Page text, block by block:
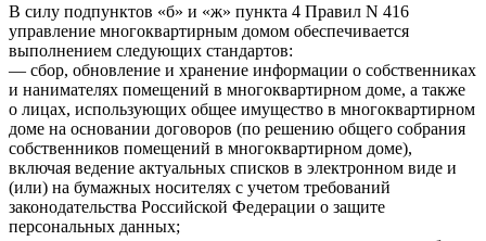
В силу подпунктов «б» и «ж» пункта 4 Правил N 416
управление многоквартирным домом обеспечивается
выполнением следующих стандартов:
— сбор, обновление и хранение информации о собственниках
и нанимателях помещений в многоквартирном доме, а также
о лицах, использующих общее имущество в многоквартирном
доме на основании договоров (по решению общего собрания
собственников помещений в многоквартирном доме),
включая ведение актуальных списков в электронном виде и
(или) на бумажных носителях с учетом требований
законодательства Российской Федерации о защите
персональных данных;